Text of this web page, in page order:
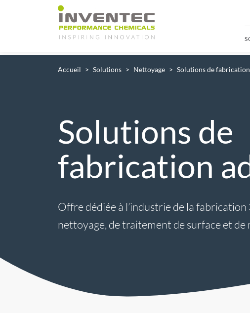
Main Navigation
Accueil Solutions Nettoyage Solutions de
Solutions de
fabrication
Offre dédiée à l’industrie de la
nettoyage, de traitement de surface et de